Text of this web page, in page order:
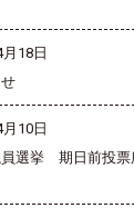
18日
10日
選挙 期日前投票